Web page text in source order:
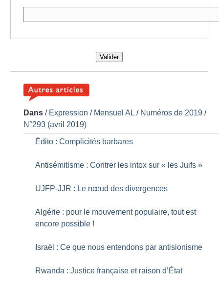
Valider
Dans / Expression / Mensuel AL / Numéros de 2019 /
N°293 (avril 2019)
Édito : Complicités barbares
Antisémitisme : Contrer les intox sur « les Juifs »
UJFP-JJR : Le nœud des divergences
Algérie : pour le mouvement populaire, tout est
encore possible !
Israël : Ce que nous entendons par antisionisme
Rwanda : Justice française et raison d’État